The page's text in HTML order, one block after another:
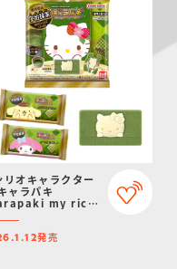
リオキャラクター
ャラパキ
my rich
治抹茶～
発売